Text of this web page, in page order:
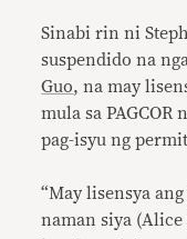
Sinabi rin ni
suspendido na
Guo, na may
mula sa PAGCOR
pag-isyu ng
“May lisensya ang
naman siya (Alice